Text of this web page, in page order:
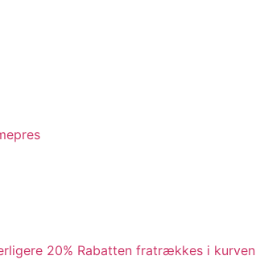
20% Rabatten fratrækkes i kurven